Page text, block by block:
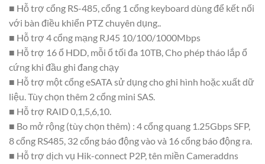
■ Hỗ trợ cổng RS-485, cổng 1 cổng keyboard dùng để kết nối
với bàn điều khiển PTZ chuyên dụng..
■ Hỗ trợ 4 cổng mạng RJ45 10/100/1000Mbps
■ Hỗ trợ 16 ổ HDD, mỗi ổ tối đa 10TB, Cho phép tháo lắp ổ
cứng khi đầu ghi đang chạy
■ Hỗ trợ một cổng eSATA sử dụng cho ghi hình hoặc xuất dữ
liệu. Tùy chọn thêm 2 cổng mini SAS.
■ Hỗ trợ RAID 0,1,5,6,10.
■ Bo mở rộng (tùy chọn thêm) : 4 cổng quang 1.25Gbps SFP,
8 cổng RS485, 32 cổng báo động vào và 16 cổng báo động ra.
■ Hỗ trợ dịch vụ Hik-connect P2P, tên miền Cameraddns